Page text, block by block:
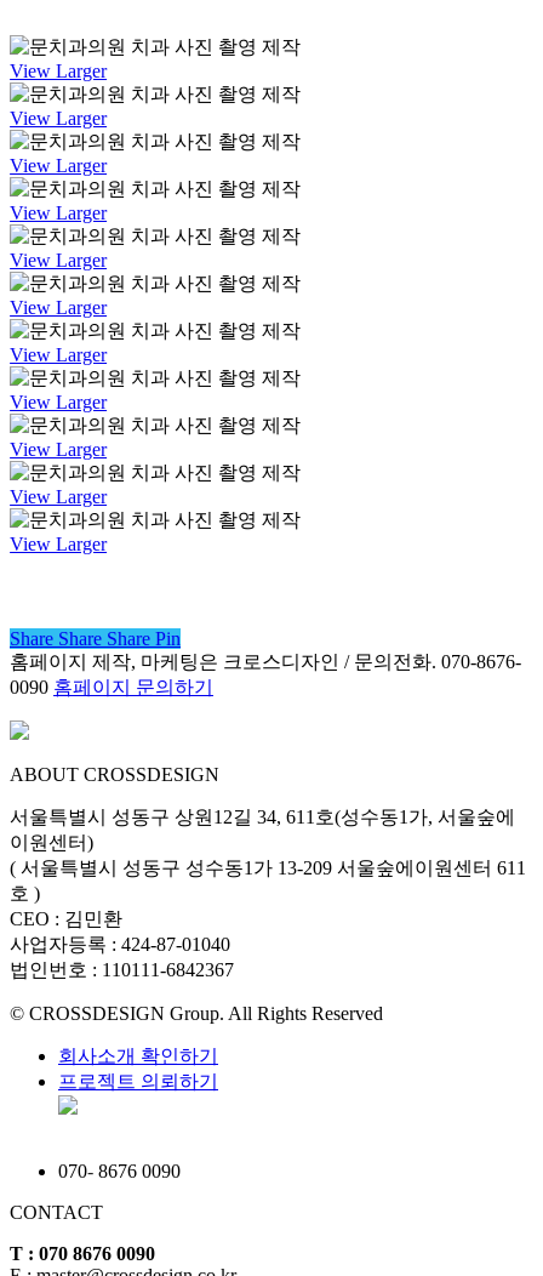
View Larger
View Larger
View Larger
View Larger
View Larger
View Larger
View Larger
View Larger
View Larger
View Larger
View Larger
Share
Share Share Share Pin
홈페이지 제작, 마케팅은 크로스디자인 / 문의전화. 070-8676-
0090 홈페이지 문의하기
ABOUT CROSSDESIGN
서울특별시 성동구 상원12길 34, 611호(성수동1가, 서울숲에
이원센터)
( 서울특별시 성동구 성수동1가 13-209 서울숲에이원센터 611
호 )
CEO : 김민환
사업자등록 : 424-87-01040
법인번호 : 110111-6842367
© CROSSDESIGN Group. All Rights Reserved
회사소개 확인하기
프로젝트 의뢰하기
070- 8676 0090
CONTACT
T : 070 8676 0090